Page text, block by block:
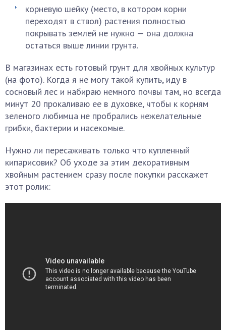
корневую шейку (место, в котором корни
переходят в ствол) растения полностью
покрывать землей не нужно — она должна
остаться выше линии грунта.
В магазинах есть готовый грунт для хвойных культур
(на фото). Когда я не могу такой купить, иду в
сосновый лес и набираю немного почвы там, но всегда
минут 20 прокаливаю ее в духовке, чтобы к корням
зеленого любимца не пробрались нежелательные
грибки, бактерии и насекомые.
Нужно ли пересаживать только что купленный
кипарисовик? Об уходе за этим декоративным
хвойным растением сразу после покупки расскажет
этот ролик: